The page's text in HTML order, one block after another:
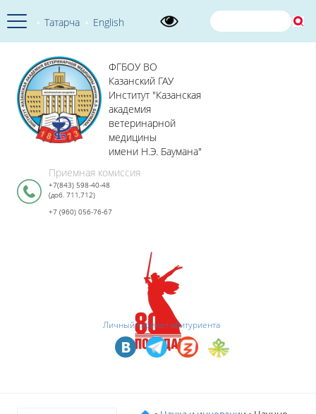
Татарча English
ФГБОУ ВО
Казанский ГАУ
Институт "Казанская
академия
ветеринарной
медицины
имени Н.Э. Баумана"
Приемная комиссия
+7(843) 598-40-48
(доб. 711,712)
+7 (960) 056-76-67
Личный кабинет абитуриента